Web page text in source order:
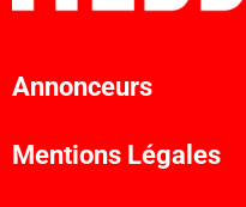
Annonceurs
Mentions Légales